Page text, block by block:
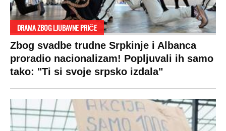
DRAMA ZBOG LJUBAVNE PRIČE
Zbog svadbe trudne Srpkinje i Albanca
proradio nacionalizam! Popljuvali ih samo
tako: "Ti si svoje srpsko izdala"